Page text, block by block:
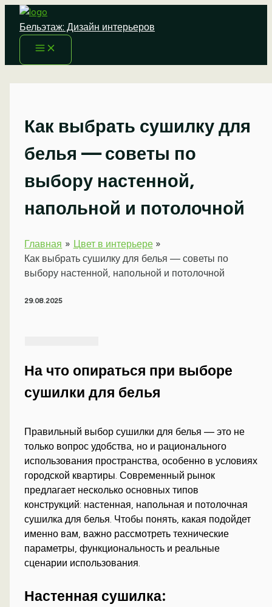
Перейти
содержимому
Бельэтаж: Дизайн интерьеров
Как выбрать сушилку для
белья — советы по
выбору настенной,
напольной и потолочной
Главная
Цвет в интерьере
Как выбрать сушилку для белья — советы по
выбору настенной, напольной и потолочной
29.08.2025
На что опираться при выборе
сушилки для белья
Правильный выбор сушилки для белья — это не
только вопрос удобства, но и рационального
использования пространства, особенно в условиях
городской квартиры. Современный рынок
предлагает несколько основных типов
конструкций: настенная, напольная и потолочная
сушилка для белья. Чтобы понять, какая подойдет
именно вам, важно рассмотреть технические
параметры, функциональность и реальные
сценарии использования.
Настенная сушилка: